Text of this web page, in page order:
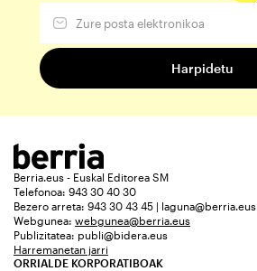
Berria.eus - Euskal Editorea SM
Telefonoa: 943 30 40 30
Bezero arreta: 943 30 43 45 | laguna@berria.eus
Webgunea: webgunea@berria.eus
Publizitatea: publi@bidera.eus
Harremanetan jarri
ORRIALDE KORPORATIBOAK